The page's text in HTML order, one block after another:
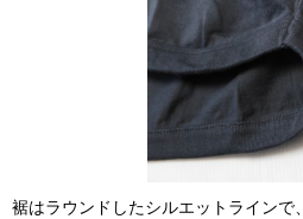
裾はラウンドしたシルエットラインで、